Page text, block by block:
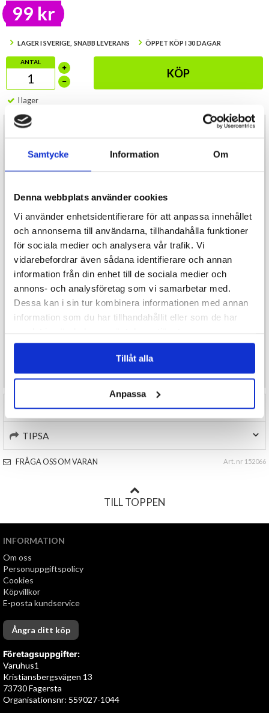
Samtycke Information Om
Denna webbplats använder cookies
Vi använder enhetsidentifierare för att anpassa innehållet
och annonserna till användarna, tillhandahålla funktioner
för sociala medier och analysera vår trafik. Vi
vidarebefordrar även sådana identifierare och annan
information från din enhet till de sociala medier och
annons- och analysföretag som vi samarbetar med.
Dessa kan i sin tur kombinera informationen med annan
information som du har tillhandahållit eller som de har
Tillåt alla
Anpassa
99 kr
LAGER I SVERIGE, SNABB LEVERANS ÖPPET KÖP I 30 DAGAR
ANTAL
KÖP
I lager
Förvandla din entré till något direkt ur en skräckfilm med detta
trädörr. Med den blodiga texten “Free hugs”, dramatiska blodstänk
och två blodiga händer som ser ut att tränga sig ut genom dörren,
skapas en riktigt obehaglig och iögonfallande effekt.
att skapa rätt stämning redan innan gästerna kliver in. Enkel att
trick-or-treat eller en skräckinspirerad temakväll.
Produktfördelar:
Skräckinjagande dörrdekoration med realistisk design
Blodig text och detaljer som skapar stark wow-effekt
Täcker hela dörren för maximal visuell impact
Perfekt för Halloween, fester och temaevent
Mått: 80 × 180 cm
Material: Plast
Ett enkelt sätt att skapa en minnesvärd och rysligt bra entré –
Önskar du som konsument mer produktinformation maila
kundservice@varuhus1.se
RECENSIONER (0)
TIPSA
FRÅGA OSS OM VARAN Art. nr 152066
TILL TOPPEN
INFORMATION
Om oss
Personuppgiftspolicy
Cookies
Köpvillkor
E-posta kundservice
Ångra ditt köp
Företagsuppgifter:
Varuhus1
Kristiansbergsvägen 13
73730 Fagersta
Organisationsnr: 559027-1044